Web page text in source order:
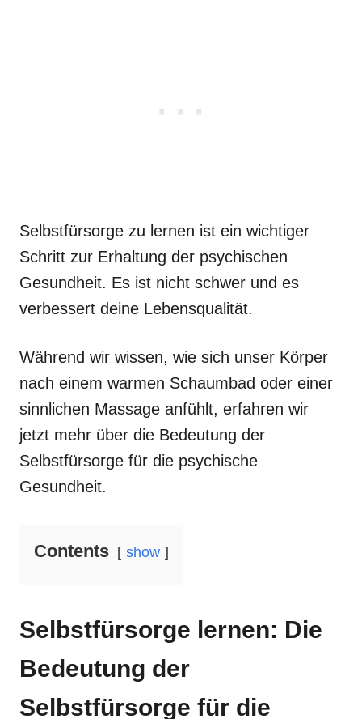
Selbstfürsorge zu lernen ist ein wichtiger
Schritt zur Erhaltung der psychischen
Gesundheit. Es ist nicht schwer und es
verbessert deine Lebensqualität.
Während wir wissen, wie sich unser Körper
nach einem warmen Schaumbad oder einer
sinnlichen Massage anfühlt, erfahren wir
jetzt mehr über die Bedeutung der
Selbstfürsorge für die psychische
Gesundheit.
Contents show
Selbstfürsorge lernen: Die
Bedeutung der
Selbstfürsorge für die